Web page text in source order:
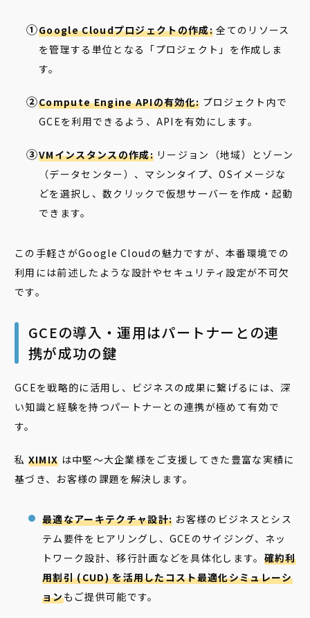
Google Cloudプロジェクトの作成: 全てのリソース
を管理する単位となる「プロジェクト」を作成しま
す。
Compute Engine APIの有効化: プロジェクト内で
GCEを利用できるよう、APIを有効にします。
VMインスタンスの作成:リージョン（地域）とゾーン
（データセンター）、マシンタイプ、OSイメージな
どを選択し、数クリックで仮想サーバーを作成・起動
できます。
この手軽さがGoogle Cloudの魅力ですが、本番環境での
利用には前述したような設計やセキュリティ設定が不可欠
です。
GCEの導入・運用はパートナーとの連
携が成功の鍵
GCEを戦略的に活用し、ビジネスの成果に繋げるには、深
い知識と経験を持つパートナーとの連携が極めて有効で
す。
私 XIMIX は中堅〜大企業様をご支援してきた豊富な実績に
基づき、お客様の課題を解決します。
最適なアーキテクチャ設計: お客様のビジネスとシス
テム要件をヒアリングし、GCEのサイジング、ネッ
トワーク設計、移行計画などを具体化します。 確約利
用割引 (CUD) を活用したコスト最適化シミュレーシ
ョンもご提供可能です。